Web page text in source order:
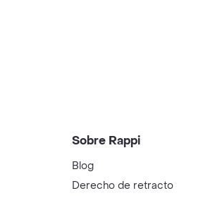
Sobre Rappi
Blog
Derecho de retracto